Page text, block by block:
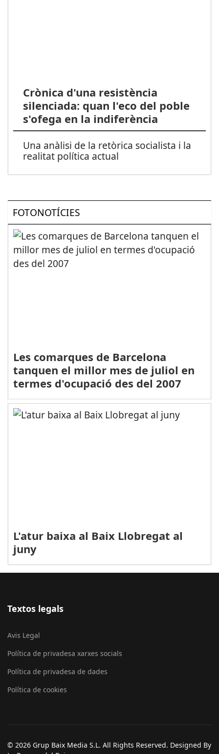
Crònica d'una resistència
silenciada: quan l'eco del poble
s'ofega en la indiferència
Una anàlisi de la retòrica socialista i la
realitat política actual
FOTONOTÍCIES
Les comarques de Barcelona
tanquen el millor mes de juliol en
termes d'ocupació des del 2007
L'atur baixa al Baix Llobregat al
juny
Textos legals
Avis Legal
Política de privadesa xarxes socials
Política de privadesa de dades
Política de cookies
© 2026 Grup Baix Media S.L. All Rights Reserved. Designed By